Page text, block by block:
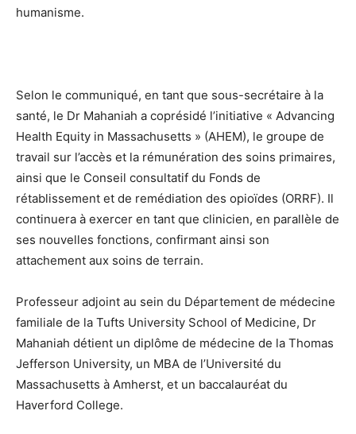
humanisme.
Selon le communiqué, en tant que sous-secrétaire à la
santé, le Dr Mahaniah a coprésidé l’initiative « Advancing
Health Equity in Massachusetts » (AHEM), le groupe de
travail sur l’accès et la rémunération des soins primaires,
ainsi que le Conseil consultatif du Fonds de
rétablissement et de remédiation des opioïdes (ORRF). Il
continuera à exercer en tant que clinicien, en parallèle de
ses nouvelles fonctions, confirmant ainsi son
attachement aux soins de terrain.
Professeur adjoint au sein du Département de médecine
familiale de la Tufts University School of Medicine, Dr
Mahaniah détient un diplôme de médecine de la Thomas
Jefferson University, un MBA de l’Université du
Massachusetts à Amherst, et un baccalauréat du
Haverford College.